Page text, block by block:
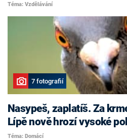
Téma: Vzdělávání
7 fotografií
Nasypeš, zaplatíš. Za
Lípě nově hrozí vysoké
Téma: Domácí